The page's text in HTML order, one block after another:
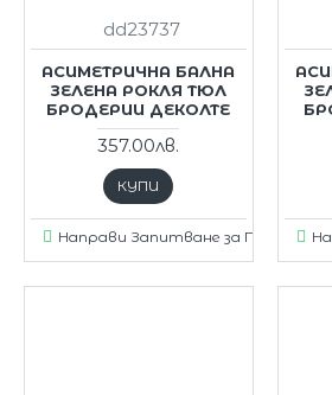
dd23737
АСИМЕТРИЧНА БАЛНА
ЗЕЛЕНА РОКЛЯ ТЮЛ
БРОДЕРИИ ДЕКОЛТЕ
357.00лв.
КУПИ
Направи Запитване за Продукт